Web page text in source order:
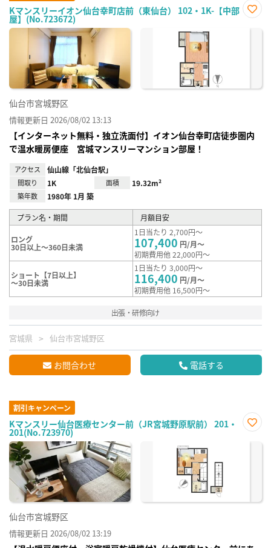
Kマンスリーイオン仙台幸町店前（東仙台） 102・1K-【中部
屋】(No.723672)
に入
仙台市宮城野区
情報更新日 2026/08/02 13:13
【インターネット無料・独立洗面付】イオン仙台幸町店徒歩圏内
で温水暖房便座 宮城マンスリーマンション部屋！
アクセス 仙山線「北仙台駅」
間取り 1K 面積 19.32m²
築年数 1980年 1月 築
プラン名・期間 月額目安
ロング
30日以上～360日未満
1日当たり 2,700円～
107,400 円/月～
初期費用他 22,000円～
ショート【7日以上】
～30日未満
1日当たり 3,000円～
116,400 円/月～
初期費用他 16,500円～
出張・研修向け
宮城県 仙台市宮城野区
お問合わせ 電話する
割引キャンペーン
Kマンスリー仙台医療センター前（JR宮城野原駅前） 201・
201(No.723970)
に入
仙台市宮城野区
情報更新日 2026/08/02 13:19